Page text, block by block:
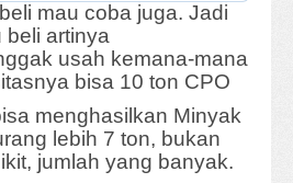
mau coba juga. Jadi
beli artinya
usah kemana-mana
bisa 10 ton CPO
menghasilkan Minyak
lebih 7 ton, bukan
jumlah yang banyak.